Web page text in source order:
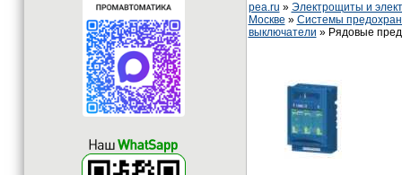
pea.ru » Электрощиты и
Москве » Системы
выключатели » Рядовые